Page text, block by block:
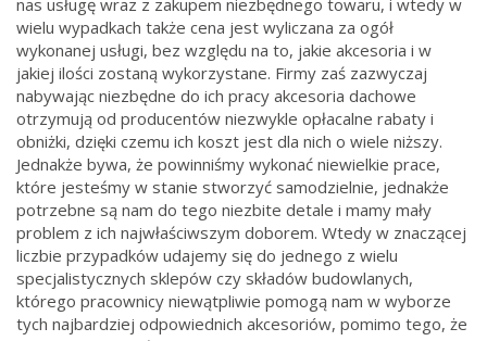
nas usługę wraz z zakupem niezbędnego towaru, i wtedy w
wielu wypadkach także cena jest wyliczana za ogół
wykonanej usługi, bez względu na to, jakie akcesoria i w
jakiej ilości zostaną wykorzystane. Firmy zaś zazwyczaj
nabywając niezbędne do ich pracy akcesoria dachowe
otrzymują od producentów niezwykle opłacalne rabaty i
obniżki, dzięki czemu ich koszt jest dla nich o wiele niższy.
Jednakże bywa, że powinniśmy wykonać niewielkie prace,
które jesteśmy w stanie stworzyć samodzielnie, jednakże
potrzebne są nam do tego niezbite detale i mamy mały
problem z ich najwłaściwszym doborem. Wtedy w znaczącej
liczbie przypadków udajemy się do jednego z wielu
specjalistycznych sklepów czy składów budowlanych,
którego pracownicy niewątpliwie pomogą nam w wyborze
tych najbardziej odpowiednich akcesoriów, pomimo tego, że